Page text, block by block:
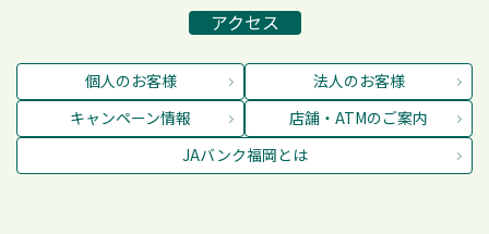
アクセス
個人のお客様
法人のお客様
キャンペーン情報
店舗・ATMのご案内
JAバンク福岡とは